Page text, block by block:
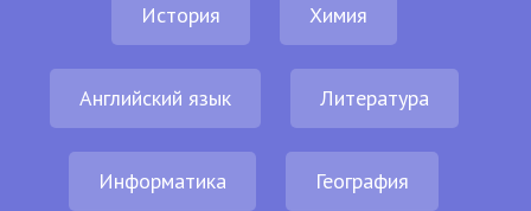
История Химия
Английский язык Литература
Информатика География